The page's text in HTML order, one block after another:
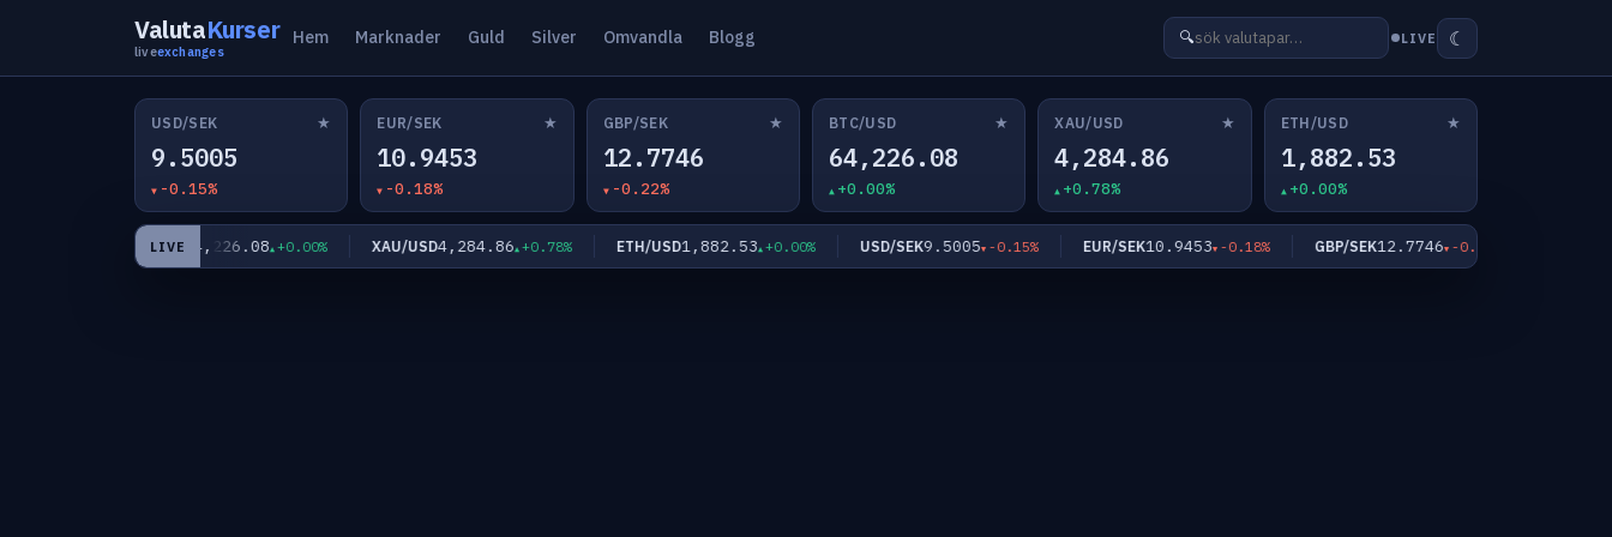
ValutaKurser
liveexchanges
Hem Marknader Guld Silver Omvandla Blogg 🔍 LIVE ☾
USD/SEK ★
9.5005
-0.15%
EUR/SEK ★
10.9453
-0.18%
GBP/SEK ★
12.7746
-0.22%
BTC/USD ★
64,226.08
+0.00%
XAU/USD ★
4,284.86
+0.78%
ETH/USD ★
1,882.53
+0.00%
LIVE
BTC/USD64,226.08 +0.00% XAU/USD4,284.86 +0.78% ETH/USD1,882.53 +0.00% USD/SEK9.5005 -0.15% EUR/SEK10.9453 -0.18% GBP/SEK12.7746 -0.22%